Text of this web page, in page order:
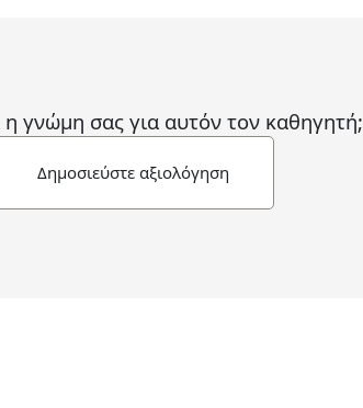
η γνώμη σας για αυτόν τον καθηγητή;
Δημοσιεύστε αξιολόγηση